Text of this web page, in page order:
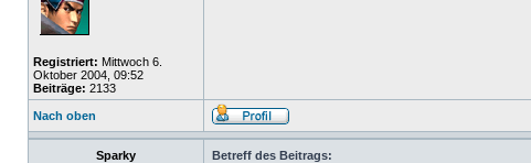
Registriert: Mittwoch 6.
Oktober 2004, 09:52
Beiträge: 2133
Nach oben
Sparky Betreff des Beitrags: